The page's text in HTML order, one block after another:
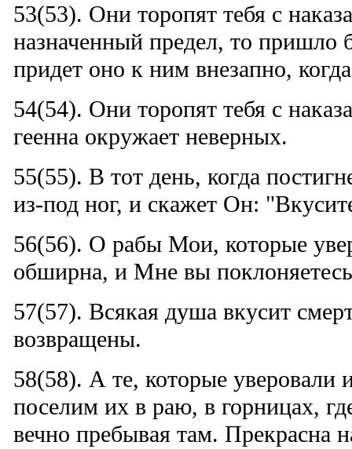
53(53). Они торопят тебя с
назначенный предел, то пришло
придет оно к ним внезапно,
54(54). Они торопят тебя с
геенна окружает неверных.
55(55). В тот день, когда
из-под ног, и скажет Он:
56(56). О рабы Мои, которые
обширна, и Мне вы
57(57). Всякая душа вкусит
возвращены.
58(58). А те, которые уверовали
поселим их в раю, в горницах,
вечно пребывая там. Прекрасна